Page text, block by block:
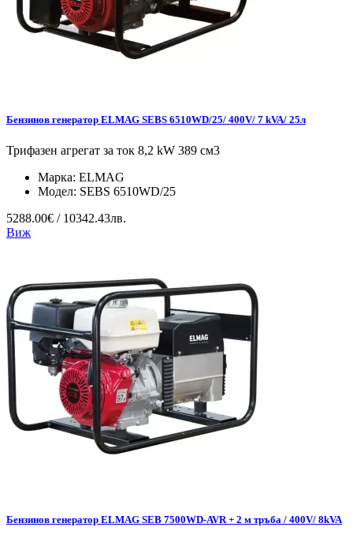
Бензинов генератор ELMAG SEBS 6510WD/25/ 400V/ 7 kVA/ 25л
Трифазен агрегат за ток 8,2 kW 389 см3
Марка: ELMAG
Модел: SEBS 6510WD/25
5288.00€ / 10342.43лв.
Виж
Бензинов генератор ELMAG SEB 7500WD-AVR + 2 м тръба / 400V/ 8kVA